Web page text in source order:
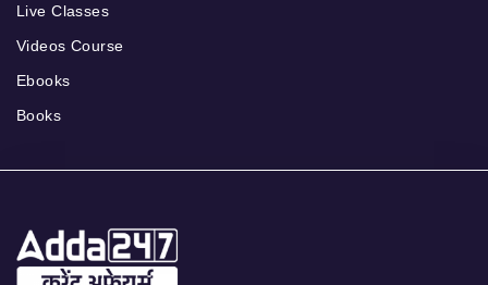
Live Classes
Videos Course
Ebooks
Books